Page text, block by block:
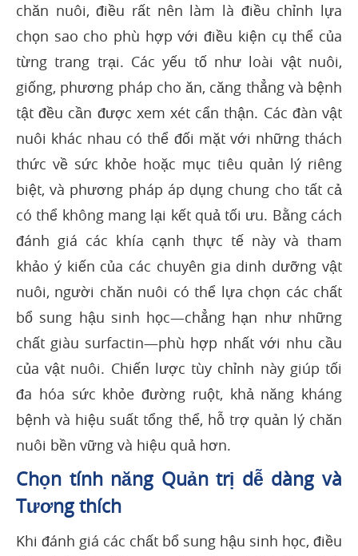
chăn nuôi, điều rất nên làm là điều chỉnh lựa
chọn sao cho phù hợp với điều kiện cụ thể của
từng trang trại. Các yếu tố như loài vật nuôi,
giống, phương pháp cho ăn, căng thẳng và bệnh
tật đều cần được xem xét cẩn thận. Các đàn vật
nuôi khác nhau có thể đối mặt với những thách
thức về sức khỏe hoặc mục tiêu quản lý riêng
biệt, và phương pháp áp dụng chung cho tất cả
có thể không mang lại kết quả tối ưu. Bằng cách
đánh giá các khía cạnh thực tế này và tham
khảo ý kiến của các chuyên gia dinh dưỡng vật
nuôi, người chăn nuôi có thể lựa chọn các chất
bổ sung hậu sinh học—chẳng hạn như những
chất giàu surfactin—phù hợp nhất với nhu cầu
của vật nuôi. Chiến lược tùy chỉnh này giúp tối
đa hóa sức khỏe đường ruột, khả năng kháng
bệnh và hiệu suất tổng thể, hỗ trợ quản lý chăn
nuôi bền vững và hiệu quả hơn.
Chọn tính năng Quản trị dễ dàng và
Tương thích
Khi đánh giá các chất bổ sung hậu sinh học, điều